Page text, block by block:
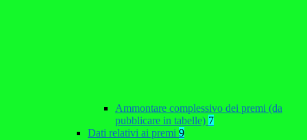
Ammontare complessivo dei premi (da
pubblicare in tabelle) 7
Dati relativi ai premi 9